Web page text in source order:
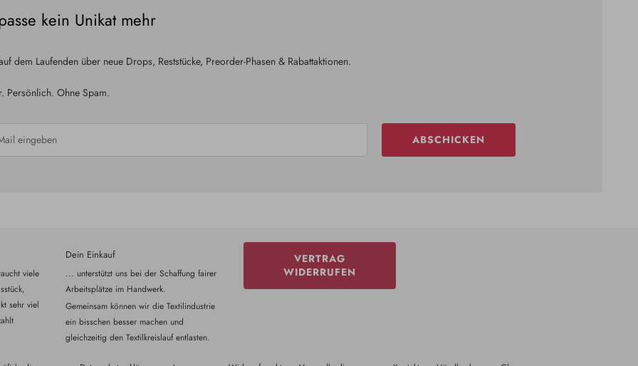
kein Unikat mehr
dem Laufenden über neue Drops, Reststücke, Preorder-Phasen & Rabattaktionen.
Persönlich. Ohne Spam.
ABSCHICKEN
viele
sehr viel
Dein Einkauf
... unterstützt uns bei der Schaffung fairer
Arbeitsplätze im Handwerk.
Gemeinsam können wir die Textilindustrie
ein bisschen besser machen und
gleichzeitig den Textilkreislauf entlasten.
VERTRAG
WIDERRUFEN